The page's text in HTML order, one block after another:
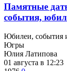
​Памятные
события,
Юбилеи, события
Югры
Юлия Латипова
01 августа в 12:23